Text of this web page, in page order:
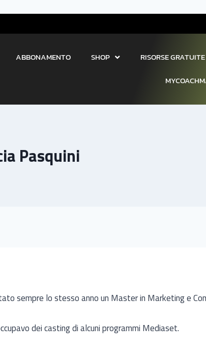
ABBONAMENTO SHOP
RISORSE GRATUITE
Pasquini
sempre lo stesso anno un Master in Marketing e
dei casting di alcuni programmi Mediaset.